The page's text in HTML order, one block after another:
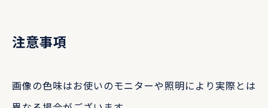
注意事項
画像の色味はお使いのモニターや照明により実際とは